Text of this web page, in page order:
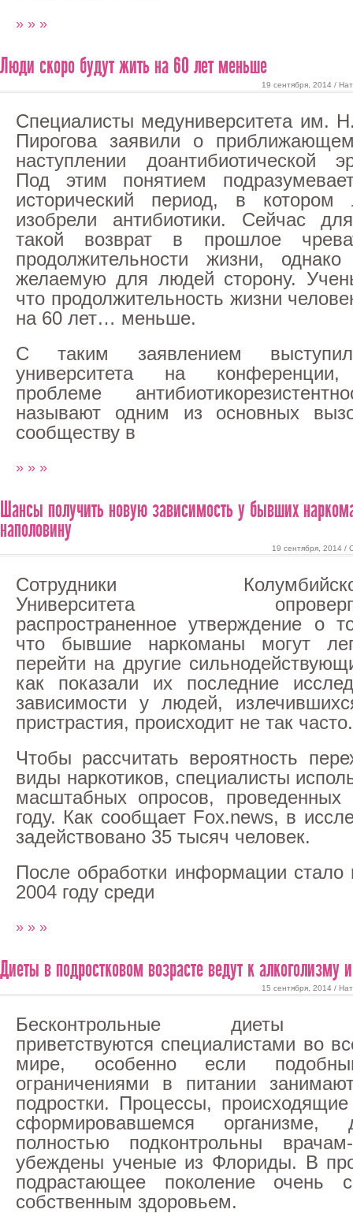
» » »
Люди скоро будут жить на 60 лет меньше
19 сентября, 2014 /
Специалисты медуниверситета им.
Пирогова заявили о
наступлении доантибиотической
Под этим понятием
исторический период, в
изобрели антибиотики. Сейчас
такой возврат в прошлое
продолжительности жизни,
желаемую для людей сторону.
что продолжительность жизни
на 60 лет… меньше.
С таким заявлением
университета на конференции,
проблеме
называют одним из основных
сообществу в
» » »
Шансы получить новую зависимость у бывших
наполовину
19 сентября, 2014 /
Сотрудники
Университета
распространенное утверждение о
что бывшие наркоманы могут
перейти на другие
как показали их последние
зависимости у людей,
пристрастия, происходит не так часто.
Чтобы рассчитать вероятность
виды наркотиков, специалисты
масштабных опросов,
году. Как сообщает Fox.news, в
задействовано 35 тысяч человек.
После обработки информации стало
2004 году среди
» » »
Диеты в подростковом возрасте ведут к алкоголизму
15 сентября, 2014 /
Бесконтрольные диеты
приветствуются специалистами во
мире, особенно если
ограничениями в питании
подростки. Процессы,
сформировавшемся
полностью подконтрольны
убеждены ученые из Флориды. В
подрастающее поколение очень
собственным здоровьем.